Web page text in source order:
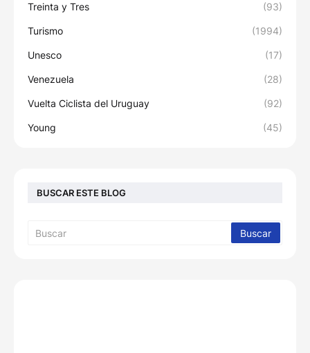
Treinta y Tres (93)
Turismo (1994)
Unesco (17)
Venezuela (28)
Vuelta Ciclista del Uruguay (92)
Young (45)
BUSCAR ESTE BLOG